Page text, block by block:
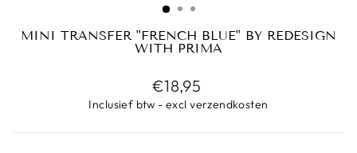
MINI TRANSFER "FRENCH BLUE" BY REDESIGN
WITH PRIMA
Prijs
€18,95
Inclusief btw - excl verzendkosten